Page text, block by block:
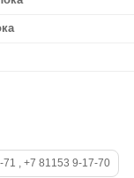
, +7 81153 9-17-70